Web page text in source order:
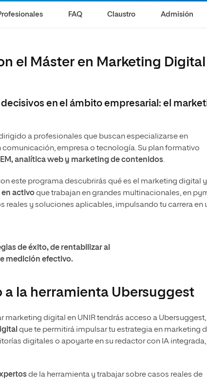
y Relaciones
Acceso universitario para
Movilidad
FAQ Claustro Admisión
el Máster en Marketing Digital
en el ámbito empresarial: el
a profesionales que buscan especializarse en
empresa o tecnología. Su plan formativo
analítica web y marketing de contenidos.
este programa descubrirás qué es el marketing digital y
activoque trabajan en grandes multinacionales, en
reales y soluciones aplicables, impulsando tu carrera en
de éxito, de rentabilizar al
medición efectivo.
la herramienta Ubersuggest
marketing digital en UNIR tendrás acceso a Ubersuggest,
que te permitirá impulsar tu estrategia en marketing
digitales o apoyarte en su redactor con IA integrada,
de la herramienta y trabajar sobre casos reales de